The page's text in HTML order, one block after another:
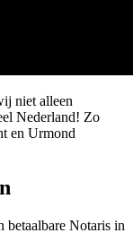
niet alleen
Nederland! Zo
en Urmond
betaalbare Notaris in